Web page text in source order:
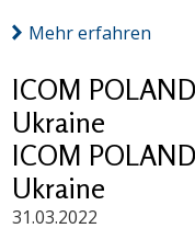
Mehr erfahren
ICOM
Ukraine
ICOM
Ukraine
31.03.2022